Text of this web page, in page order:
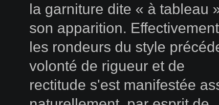
la garniture dite « à tableau
son apparition.
les rondeurs du style
volonté de rigueur et de
rectitude s'est manifestée